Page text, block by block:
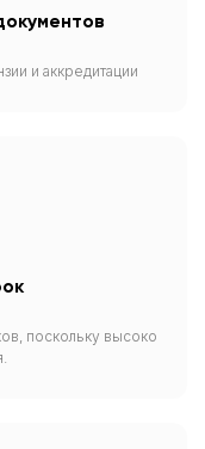
и аккредитации
поскольку высоко